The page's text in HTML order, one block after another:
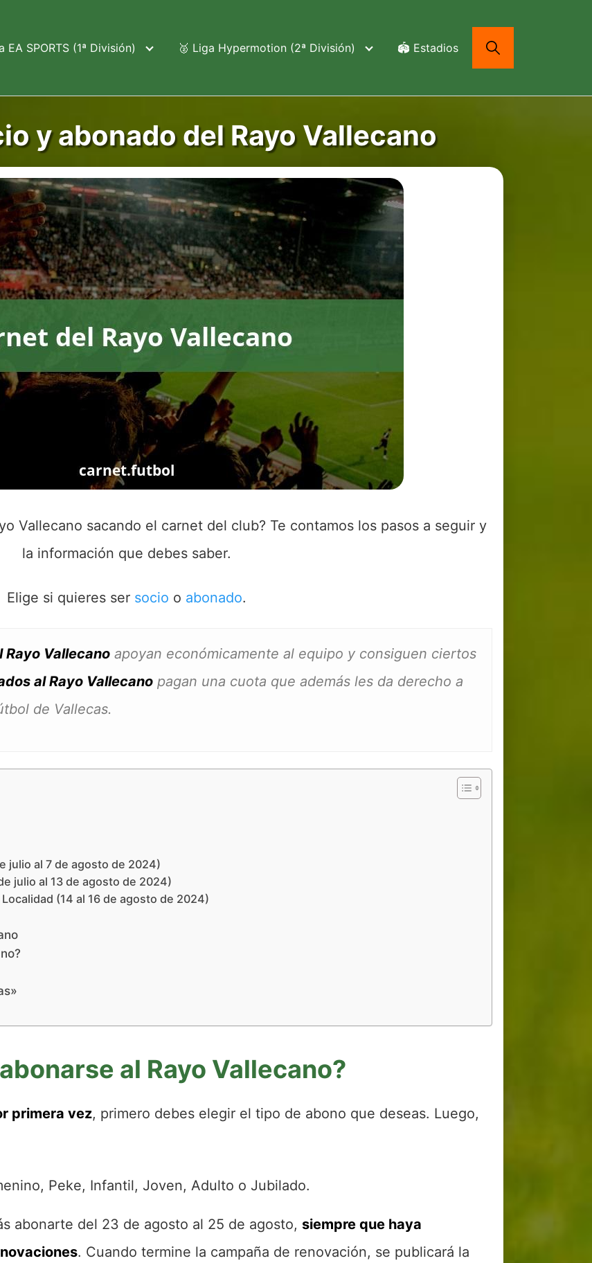
EA SPORTS (1ª División) 🥈 Liga Hypermotion (2ª División) 🏟️ Estadios
y abonado del Rayo Vallecano
Vallecano sacando el carnet del club? Te contamos los pasos a seguir y
la información que debes saber.
Elige si quieres ser socio o abonado.
Rayo Vallecano apoyan económicamente al equipo y consiguen ciertos
al Rayo Vallecano pagan una cuota que además les da derecho a
de Vallecas.
julio al 7 de agosto de 2024)
julio al 13 de agosto de 2024)
(14 al 16 de agosto de 2024)
al Rayo Vallecano?
primera vez, primero debes elegir el tipo de abono que deseas. Luego,
Peke, Infantil, Joven, Adulto o Jubilado.
abonarte del 23 de agosto al 25 de agosto, siempre que haya
. Cuando termine la campaña de renovación, se publicará la